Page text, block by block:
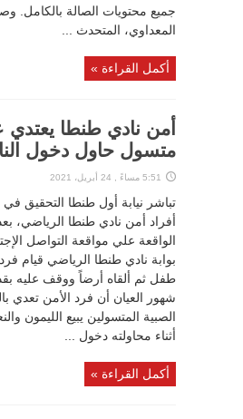
جميع محتويات الصالة بالكامل.
المعداوي، المتحدث ...
أكمل القراءة »
أمن نادي طنطا
متسول حاول دخول
5:51 مساءً , 24 أبريل، 2021
تباشر نيابة أول طنطا التحقيق
أفراد أمن نادي طنطا الرياضي،
الواقعة علي مواقعة التواصل
بوابة نادي طنطا الرياضي قيام
طفل ثم ألقاه أرضاً ووقف عليه
شهور العيان أن فرد الأمن تعدي
الصبية المتسولين يبيع الليمون
أثناء محاولته دخول ...
أكمل القراءة »